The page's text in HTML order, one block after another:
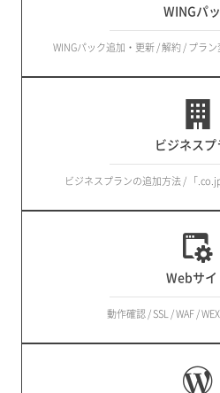
WINGパ
WINGパック追加・更新 / 解約 / プラ
ビジネスプ
ビジネスプランの追加方法 / 「
Webサイ
動作確認 / SSL / WAF /